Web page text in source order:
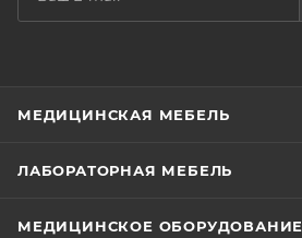
МЕДИЦИНСКАЯ МЕБЕЛЬ
ЛАБОРАТОРНАЯ МЕБЕЛЬ
МЕДИЦИНСКОЕ ОБОРУДОВАНИЕ